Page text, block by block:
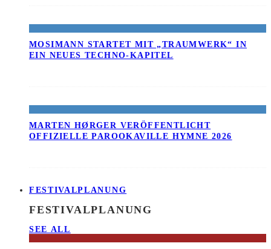
MOSIMANN STARTET MIT „TRAUMWERK“ IN
EIN NEUES TECHNO-KAPITEL
MARTEN HØRGER VERÖFFENTLICHT
OFFIZIELLE PAROOKAVILLE HYMNE 2026
FESTIVALPLANUNG
FESTIVALPLANUNG
SEE ALL